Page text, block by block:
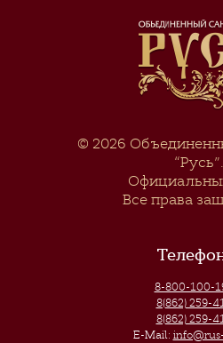
© 2026
“Русь”.
Все права
8-800-100-
8(862) 259-
8(862) 259-
E-Mail: